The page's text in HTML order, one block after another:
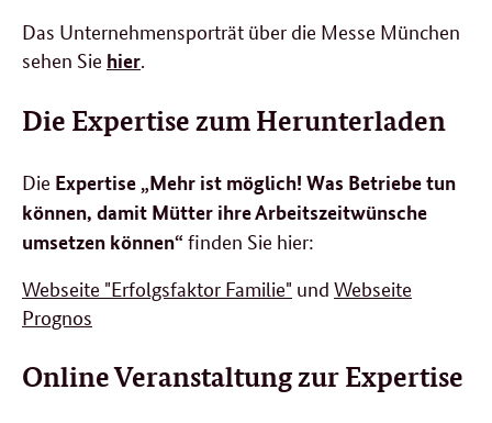
Das Unternehmensporträt über die Messe München
sehen Sie hier.
Die Expertise zum Herunterladen
Die Expertise „Mehr ist möglich! Was Betriebe tun
können, damit Mütter ihre Arbeitszeitwünsche
umsetzen können“ finden Sie hier:
Webseite "Erfolgsfaktor Familie" und Webseite
Prognos
Online Veranstaltung zur Expertise